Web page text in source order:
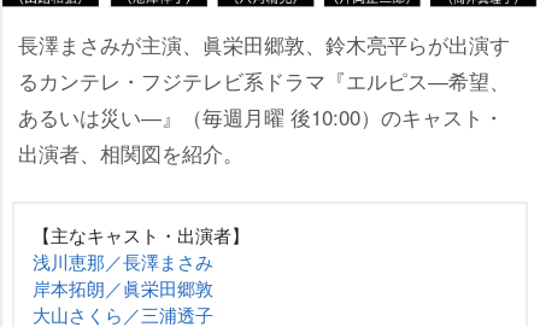
長澤まさみが主演、眞栄田郷敦、鈴木亮平らが出演す
るカンテレ・フジテレビ系ドラマ『エルピス―希望、
あるいは災い―』（毎週月曜 後10:00）のキャスト・
出演者、相関図を紹介。
【主なキャスト・出演者】
浅川恵那／長澤まさみ
岸本拓朗／眞栄田郷敦
大山さくら／三浦透子